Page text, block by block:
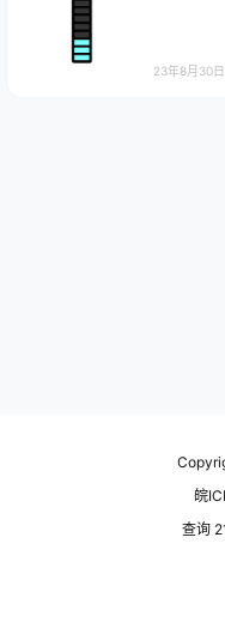
23年8月30日
皖
查询